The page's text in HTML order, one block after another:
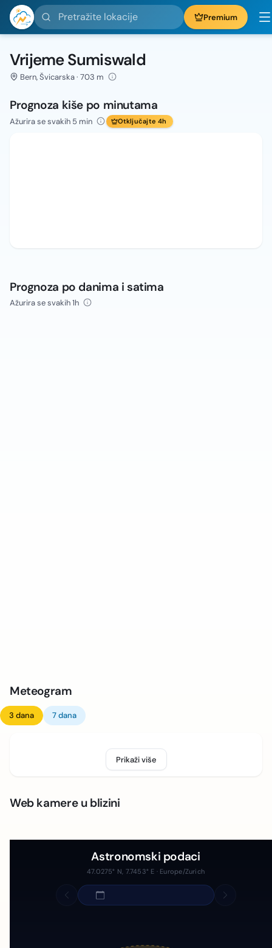
Pretražite lokacije Premium
Vrijeme Sumiswald
Bern, Švicarska · 703 m
Prognoza kiše po minutama
Ažurira se svakih 5 min Otključajte 4h
Prognoza po danima i satima
Ažurira se svakih 1h
Meteogram
3 dana 7 dana
Prikaži više
Web kamere u blizini
Astronomski podaci
47.0275° N, 7.7453° E · Europe/Zurich